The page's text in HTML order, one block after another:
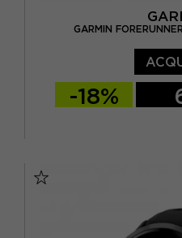
GARMIN
-18%